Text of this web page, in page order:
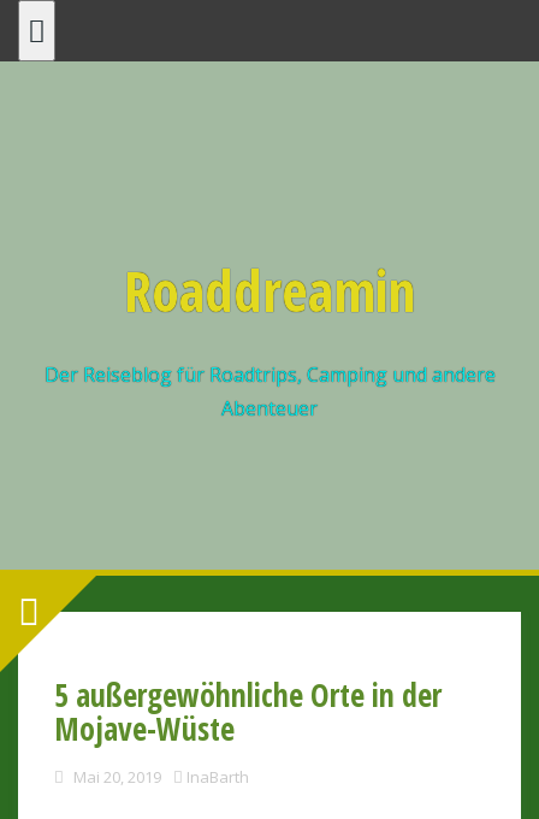
Roaddreamin
Der Reiseblog für Roadtrips, Camping und andere
Abenteuer
5 außergewöhnliche Orte in der
Mojave-Wüste
Mai 20, 2019 InaBarth